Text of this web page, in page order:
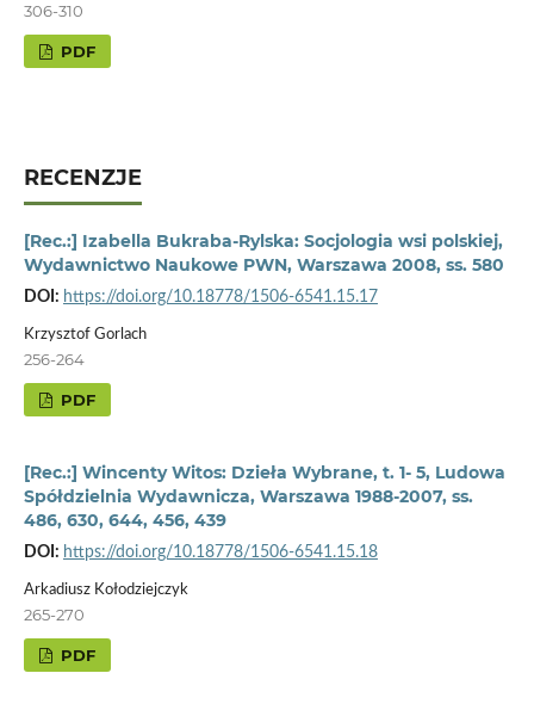
306-310
PDF
RECENZJE
[Rec.:] Izabella Bukraba-Rylska: Socjologia wsi polskiej,
Wydawnictwo Naukowe PWN, Warszawa 2008, ss. 580
DOI: https://doi.org/10.18778/1506-6541.15.17
Krzysztof Gorlach
256-264
PDF
[Rec.:] Wincenty Witos: Dzieła Wybrane, t. 1- 5, Ludowa
Spółdzielnia Wydawnicza, Warszawa 1988-2007, ss.
486, 630, 644, 456, 439
DOI: https://doi.org/10.18778/1506-6541.15.18
Arkadiusz Kołodziejczyk
265-270
PDF